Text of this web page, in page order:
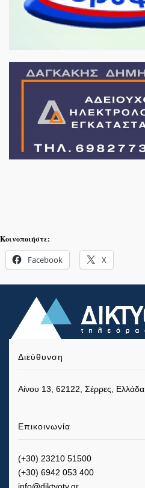
Κοινοποιήστε:
Facebook X
Διεύθυνση
Αίνου 13, 62122, Σέρρες, Ελλάδα
Επικοινωνία
(+30) 23210 51500
(+30) 6942 053 400